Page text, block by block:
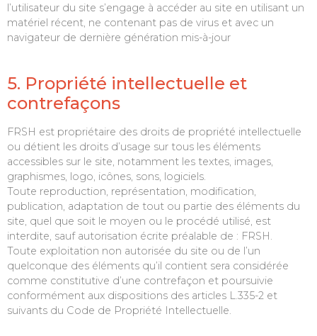
l’utilisateur du site s’engage à accéder au site en utilisant un
matériel récent, ne contenant pas de virus et avec un
navigateur de dernière génération mis-à-jour
5. Propriété intellectuelle et
contrefaçons
FRSH est propriétaire des droits de propriété intellectuelle
ou détient les droits d’usage sur tous les éléments
accessibles sur le site, notamment les textes, images,
graphismes, logo, icônes, sons, logiciels.
Toute reproduction, représentation, modification,
publication, adaptation de tout ou partie des éléments du
site, quel que soit le moyen ou le procédé utilisé, est
interdite, sauf autorisation écrite préalable de : FRSH.
Toute exploitation non autorisée du site ou de l’un
quelconque des éléments qu’il contient sera considérée
comme constitutive d’une contrefaçon et poursuivie
conformément aux dispositions des articles L.335-2 et
suivants du Code de Propriété Intellectuelle.